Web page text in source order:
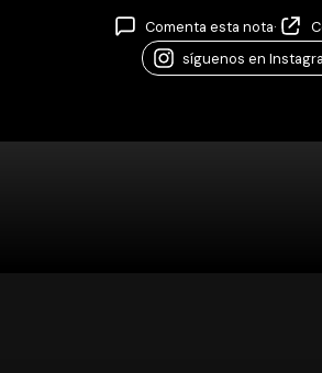
Comenta esta nota·
síguenos en